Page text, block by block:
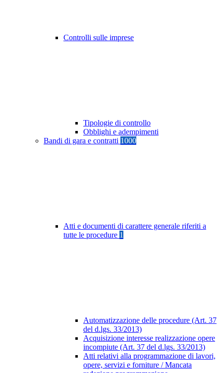
Controlli sulle imprese
Tipologie di controllo
Obblighi e adempimenti
Bandi di gara e contratti 1000
Atti e documenti di carattere generale riferiti a
tutte le procedure 1
Automatizzazione delle procedure (Art. 37
del d.lgs. 33/2013)
Acquisizione interesse realizzazione opere
incompiute (Art. 37 del d.lgs. 33/2013)
Atti relativi alla programmazione di lavori,
opere, servizi e forniture / Mancata